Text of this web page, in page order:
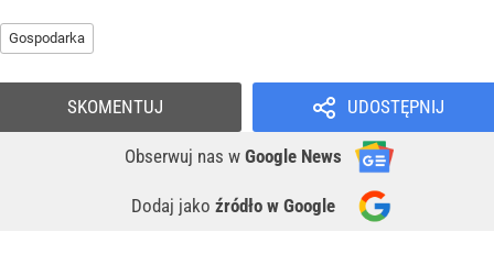
Gospodarka
UDOSTĘPNIJ
Obserwuj nas w Google News
Dodaj jako źródło w Google
SKOMENTUJ